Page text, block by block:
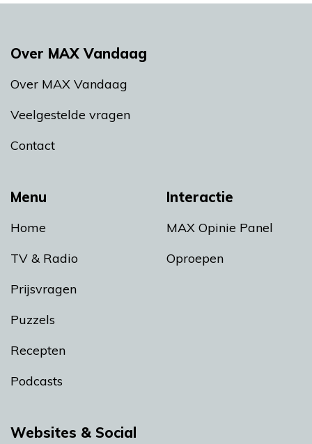
Menu
Home
TV & Radio
Prijsvragen
Puzzels
Recepten
Podcasts
Interactie
MAX Opinie Panel
Oproepen
Over MAX Vandaag
Over MAX Vandaag
Veelgestelde vragen
Contact
Websites & Social